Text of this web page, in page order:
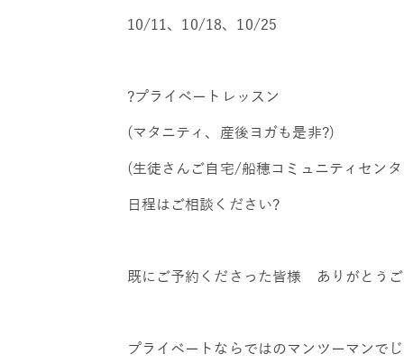
10/11、10/18、10/25
?プライベートレッスン
(マタニティ、産後ヨガも是非?)
(生徒さんご自宅/船穂コミュニティセン
日程はご相談ください?
既にご予約くださった皆様 ありがとう
プライベートならではのマンツーマンで